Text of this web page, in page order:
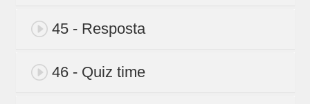
45 - Resposta
46 - Quiz time